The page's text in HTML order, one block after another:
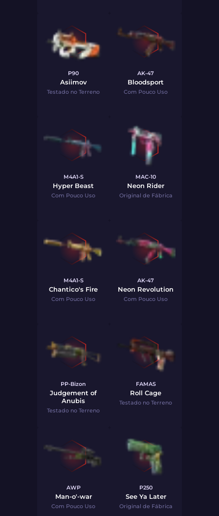
P90
Asiimov
Testado no Terreno
AK-47
Bloodsport
Com Pouco Uso
M4A1-S
Hyper Beast
Com Pouco Uso
MAC-10
Neon Rider
Original de Fábrica
M4A1-S
Chantico's Fire
Com Pouco Uso
AK-47
Neon Revolution
Com Pouco Uso
PP-Bizon
Judgement of
Anubis
Testado no Terreno
FAMAS
Roll Cage
Testado no Terreno
AWP
Man-o'-war
Com Pouco Uso
P250
See Ya Later
Original de Fábrica